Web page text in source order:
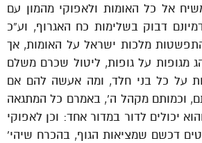
אל כל האומות ולאפוקי מהמון עם
דבוק בשלימות כח האגרוף, וע”כ
התפשטות מלכות ישראל על האומות, אך
מגופות על גופות, ליטול שכרם משלם
על כל בני חלד, ומה אעשה להם אם
וכמותם מקהל ה’, באמרם כל המתגאה
יכולים לדור במדור אחד: וכן לאפוקי
דכשם שמציאות הגוף, בהכרח שיהי’